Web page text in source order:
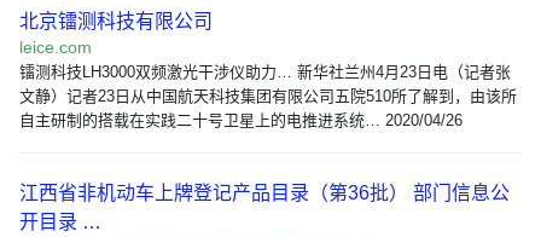
北京镭测科技有限公司
leice.com
镭测科技LH3000双频激光干涉仪助力… 新华社兰州4月23日电（记者张
文静）记者23日从中国航天科技集团有限公司五院510所了解到，由该所
自主研制的搭载在实践二十号卫星上的电推进系统… 2020/04/26
江西省非机动车上牌登记产品目录（第36批） 部门信息公
开目录 …